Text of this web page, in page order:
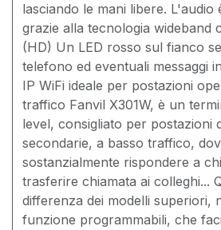
lasciando le mani libere. L'audio
grazie alla tecnologia wideband
(HD) Un LED rosso sul fianco
telefono ed eventuali messaggi
IP WiFi ideale per postazioni
traffico Fanvil X301W, è un
level, consigliato per postazioni
secondarie, a basso traffico,
sostanzialmente rispondere a
trasferire chiamata ai colleghi...
differenza dei modelli superiori,
funzione programmabili, che